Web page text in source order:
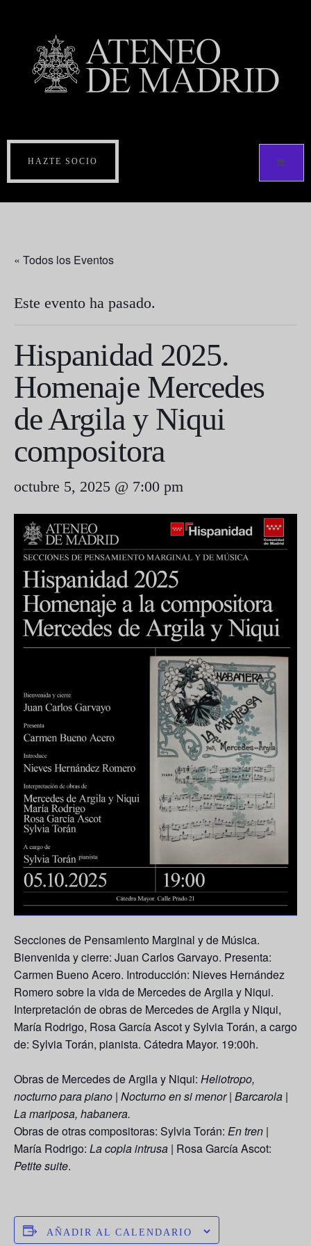
HAZTE SOCIO
« Todos los Eventos
Este evento ha pasado.
Hispanidad 2025.
Homenaje Mercedes
de Argila y Niqui
compositora
octubre 5, 2025 @ 7:00 pm
Secciones de Pensamiento Marginal y de Música.
Bienvenida y cierre: Juan Carlos Garvayo. Presenta:
Carmen Bueno Acero. Introducción: Nieves Hernández
Romero sobre la vida de Mercedes de Argila y Niqui.
Interpretación de obras de Mercedes de Argila y Niqui,
María Rodrigo, Rosa García Ascot y Sylvia Torán, a cargo
de: Sylvia Torán, pianista. Cátedra Mayor. 19:00h.
Obras de Mercedes de Argila y Niqui: Heliotropo,
nocturno para piano | Nocturno en si menor| Barcarola |
La mariposa, habanera.
Obras de otras compositoras: Sylvia Torán: En tren |
María Rodrigo: La copla intrusa | Rosa García Ascot:
Petite suite.
AÑADIR AL CALENDARIO